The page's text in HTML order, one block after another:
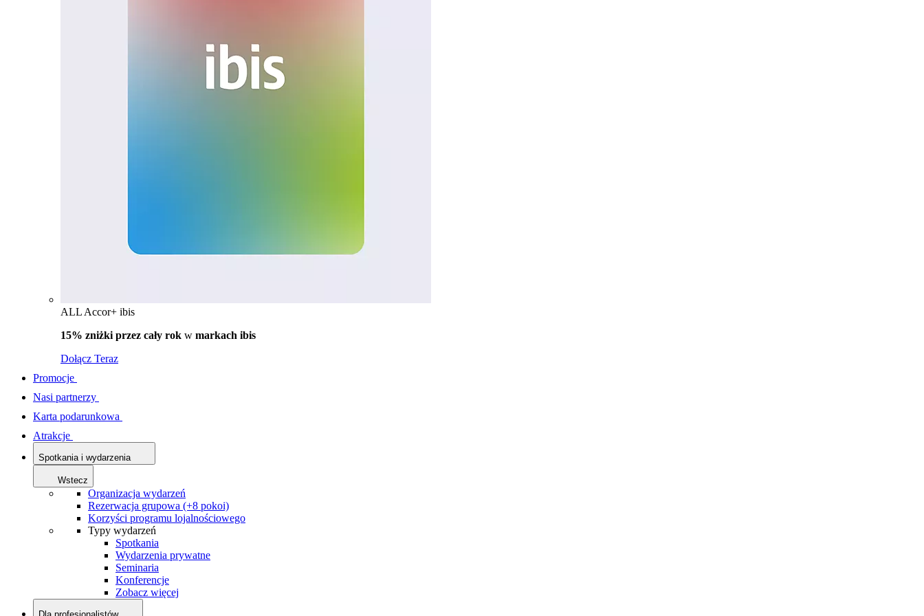
ALL Accor+ ibis
15% zniżki przez cały rok w markach ibis
Dołącz Teraz
Promocje
Nasi partnerzy
Karta podarunkowa
Atrakcje
Spotkania i wydarzenia
Wstecz
Organizacja wydarzeń
Rezerwacja grupowa (+8 pokoi)
Korzyści programu lojalnościowego
Typy wydarzeń
Spotkania
Wydarzenia prywatne
Seminaria
Konferencje
Zobacz więcej